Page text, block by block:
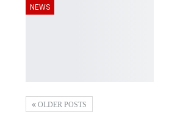
NEWS
OLDER POSTS